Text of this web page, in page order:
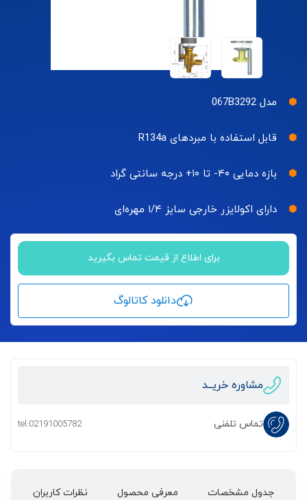
مدل 067B3292
قابل استفاده با مبردهای R134a
بازه دمایی ۴۰- تا ۱۰+ درجه سانتی گراد
دارای اکولایزر خارجی سایز ۱/۴ مهره‌ای
برای اطلاع از قیمت تماس بگیرید
دانلود کاتالوگ
مشاوره خریــد
تماس تلفنی tel:02191005782
جدول مشخصات معرفی محصول نظرات کاربران